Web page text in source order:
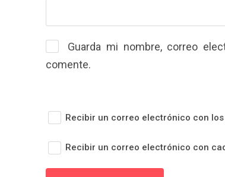
Guarda mi nombre, correo
comente.
Recibir un correo electrónico con
Recibir un correo electrónico con